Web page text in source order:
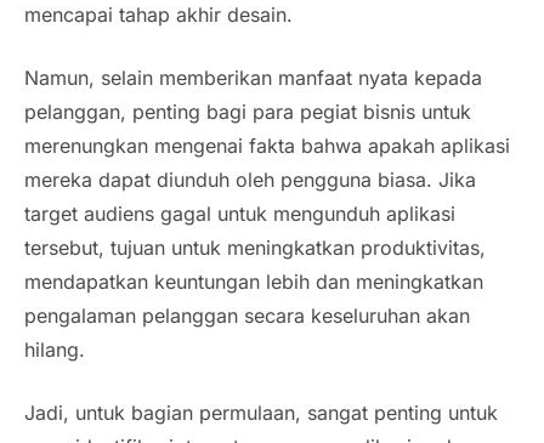
mencapai tahap akhir desain.
Namun, selain memberikan manfaat nyata kepada
pelanggan, penting bagi para pegiat bisnis untuk
merenungkan mengenai fakta bahwa apakah aplikasi
mereka dapat diunduh oleh pengguna biasa. Jika
target audiens gagal untuk mengunduh aplikasi
tersebut, tujuan untuk meningkatkan produktivitas,
mendapatkan keuntungan lebih dan meningkatkan
pengalaman pelanggan secara keseluruhan akan
hilang.
Jadi, untuk bagian permulaan, sangat penting untuk